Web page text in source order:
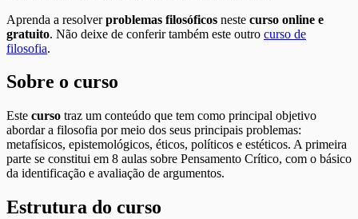
Aprenda a resolverproblemas filosóficos neste curso online e
gratuito. Não deixe de conferir também este outro curso de
filosofia.
Sobre o curso
Este curso traz um conteúdo que tem como principal objetivo
abordar a filosofia por meio dos seus principais problemas:
metafísicos, epistemológicos, éticos, políticos e estéticos. A primeira
parte se constitui em 8 aulas sobre Pensamento Crítico, com o básico
da identificação e avaliação de argumentos.
Estrutura do curso